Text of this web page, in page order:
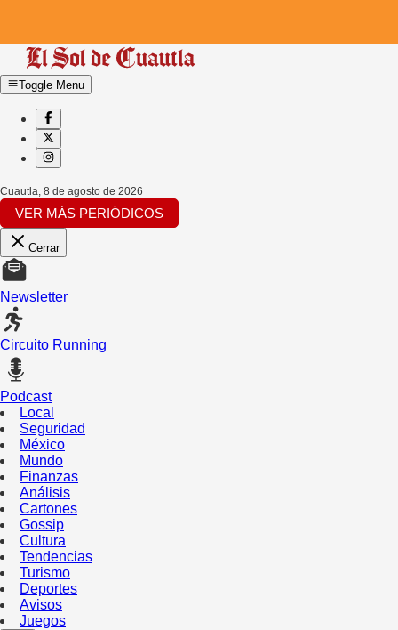
Toggle Menu
Cuautla, 8 de agosto de 2026
VER MÁS PERIÓDICOS
Cerrar
Newsletter
Circuito Running
Podcast
Local
Seguridad
México
Mundo
Finanzas
Análisis
Cartones
Gossip
Cultura
Tendencias
Turismo
Deportes
Avisos
Juegos